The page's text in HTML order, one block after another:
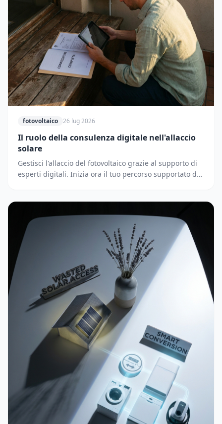
fotovoltaico 26 lug 2026
Il ruolo della consulenza digitale nell'allaccio
solare
Gestisci l'allaccio del fotovoltaico grazie al supporto di
esperti digitali. Inizia ora il tuo percorso supportato dai